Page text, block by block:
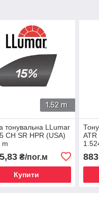
тонувальна LLumar
CH SR HPR (USA)
m
₴/пог.м
Купити
ATR